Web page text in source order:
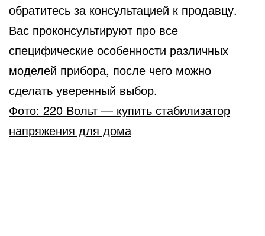
обратитесь за консультацией к продавцу.
Вас проконсультируют про все
специфические особенности различных
моделей прибора, после чего можно
сделать уверенный выбор.
Фото: 220 Вольт — купить стабилизатор
напряжения для дома